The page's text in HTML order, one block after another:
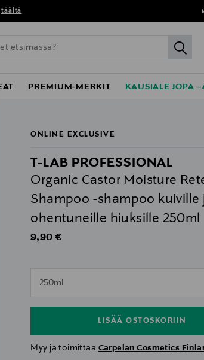
täältä
PREMIUM-MERKIT KAUSIALE JOPA
ONLINE EXCLUSIVE
T-LAB PROFESSIONAL
Organic Castor Moisture
Shampoo -shampoo kuiville
ohentuneille hiuksille 250ml
Original Price
9,90 €
250ml
LISÄÄ OSTOSKORIIN
null
Myy ja toimittaa Carpelan Cosmetics